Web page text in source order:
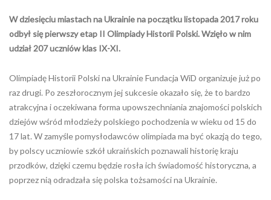
W dziesięciu miastach na Ukrainie na początku listopada 2017 roku
odbył się pierwszy etap II Olimpiady Historii Polski. Wzięło w nim
udział 207 uczniów klas IX-XI.
Olimpiadę Historii Polski na Ukrainie Fundacja WiD organizuje już po
raz drugi. Po zeszłorocznym jej sukcesie okazało się, że to bardzo
atrakcyjna i oczekiwana forma upowszechniania znajomości polskich
dziejów wśród młodzieży polskiego pochodzenia w wieku od 15 do
17 lat. W zamyśle pomysłodawców olimpiada ma być okazją do tego,
by polscy uczniowie szkół ukraińskich poznawali historię kraju
przodków, dzięki czemu będzie rosła ich świadomość historyczna, a
poprzez nią odradzała się polska tożsamości na Ukrainie.